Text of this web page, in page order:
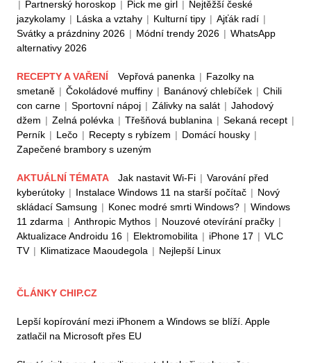
| Partnerský horoskop | Pick me girl | Nejtěžší české
jazykolamy | Láska a vztahy | Kulturní tipy | Ajťák radí |
Svátky a prázdniny 2026 | Módní trendy 2026 | WhatsApp
alternativy 2026
RECEPTY A VAŘENÍ Vepřová panenka | Fazolky na
smetaně | Čokoládové muffiny | Banánový chlebíček | Chili
con carne | Sportovní nápoj | Zálivky na salát | Jahodový
džem | Zelná polévka | Třešňová bublanina | Sekaná recept |
Perník | Lečo | Recepty s rybízem | Domácí housky |
Zapečené brambory s uzeným
AKTUÁLNÍ TÉMATA Jak nastavit Wi-Fi | Varování před
kyberútoky | Instalace Windows 11 na starší počítač | Nový
skládací Samsung | Konec modré smrti Windows? | Windows
11 zdarma | Anthropic Mythos | Nouzové otevírání pračky |
Aktualizace Androidu 16 | Elektromobilita | iPhone 17 | VLC
TV | Klimatizace Maoudegola | Nejlepší Linux
ČLÁNKY CHIP.CZ
Lepší kopírování mezi iPhonem a Windows se blíží. Apple
zatlačil na Microsoft přes EU